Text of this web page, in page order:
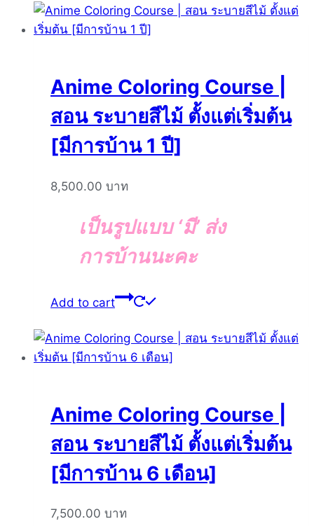
Anime Coloring Course |
สอน ระบายสีไม้ ตั้งแต่เริ่มต้น
[มีการบ้าน 1 ปี]
8,500.00 บาท
เป็นรูปแบบ ‘มี’ ส่ง
การบ้านนะคะ
Add to cart
Anime Coloring Course |
สอน ระบายสีไม้ ตั้งแต่เริ่มต้น
[มีการบ้าน 6 เดือน]
7,500.00 บาท